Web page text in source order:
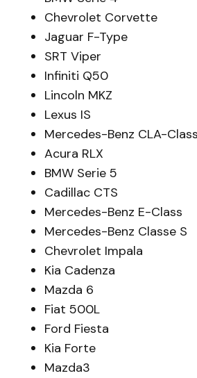
Chevrolet Corvette
Jaguar F-Type
SRT Viper
Infiniti Q50
Lincoln MKZ
Lexus IS
Mercedes-Benz CLA-Class
Acura RLX
BMW Serie 5
Cadillac CTS
Mercedes-Benz E-Class
Mercedes-Benz Classe S
Chevrolet Impala
Kia Cadenza
Mazda 6
Fiat 500L
Ford Fiesta
Kia Forte
Mazda3